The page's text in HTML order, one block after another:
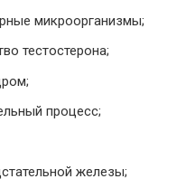
микроорганизмы;
тестостерона;
процесс;
железы;